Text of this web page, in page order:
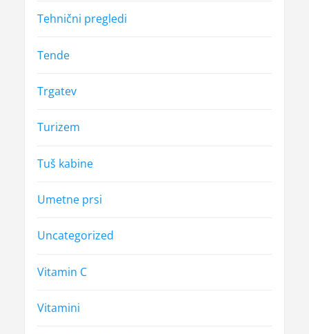
Tehnični pregledi
Tende
Trgatev
Turizem
Tuš kabine
Umetne prsi
Uncategorized
Vitamin C
Vitamini